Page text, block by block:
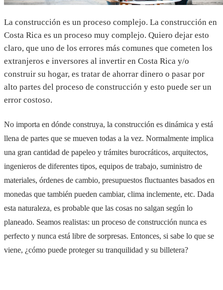
La construcción es un proceso complejo. La construcción en
Costa Rica es un proceso muy complejo. Quiero dejar esto
claro, que uno de los errores más comunes que cometen los
extranjeros e inversores al invertir en Costa Rica y/o
construir su hogar, es tratar de ahorrar dinero o pasar por
alto partes del proceso de construcción y esto puede ser un
error costoso.
No importa en dónde construya, la construcción es dinámica y está
llena de partes que se mueven todas a la vez. Normalmente implica
una gran cantidad de papeleo y trámites burocráticos, arquitectos,
ingenieros de diferentes tipos, equipos de trabajo, suministro de
materiales, órdenes de cambio, presupuestos fluctuantes basados en
monedas que también pueden cambiar, clima inclemente, etc. Dada
esta naturaleza, es probable que las cosas no salgan según lo
planeado. Seamos realistas: un proceso de construcción nunca es
perfecto y nunca está libre de sorpresas. Entonces, si sabe lo que se
viene, ¿cómo puede proteger su tranquilidad y su billetera?